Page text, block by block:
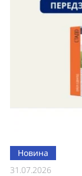
Новина
31.07.2026